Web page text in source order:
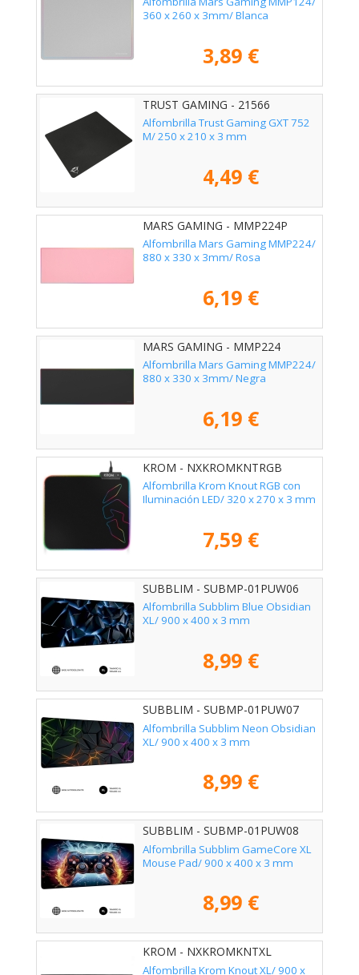
360 x 260 x 3mm/ Blanca
3,89 €
TRUST GAMING - 21566
Alfombrilla Trust Gaming GXT 752
M/ 250 x 210 x 3 mm
4,49 €
MARS GAMING - MMP224P
Alfombrilla Mars Gaming MMP224/
880 x 330 x 3mm/ Rosa
6,19 €
MARS GAMING - MMP224
Alfombrilla Mars Gaming MMP224/
880 x 330 x 3mm/ Negra
6,19 €
KROM - NXKROMKNTRGB
Alfombrilla Krom Knout RGB con
Iluminación LED/ 320 x 270 x 3 mm
7,59 €
SUBBLIM - SUBMP-01PUW06
Alfombrilla Subblim Blue Obsidian
XL/ 900 x 400 x 3 mm
8,99 €
SUBBLIM - SUBMP-01PUW07
Alfombrilla Subblim Neon Obsidian
XL/ 900 x 400 x 3 mm
8,99 €
SUBBLIM - SUBMP-01PUW08
Alfombrilla Subblim GameCore XL
Mouse Pad/ 900 x 400 x 3 mm
8,99 €
KROM - NXKROMKNTXL
Alfombrilla Krom Knout XL/ 900 x